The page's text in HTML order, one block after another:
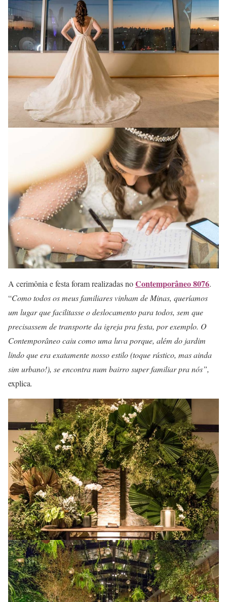
A cerimônia e festa foram realizadas noContemporâneo 8076.
“Como todos os meus familiares vinham de Minas, queríamos
um lugar que facilitasse o deslocamento para todos, sem que
precisassem de transporte da igreja pra festa, por exemplo. O
Contemporâneo caiu como uma luva porque, além do jardim
lindo que era exatamente nosso estilo (toque rústico, mas ainda
sim urbano!), se encontra num bairro super familiar pra nós”,
explica.